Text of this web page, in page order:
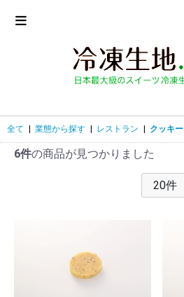
全て 業態から探す レストラン クッキー
6件の商品が見つかりました